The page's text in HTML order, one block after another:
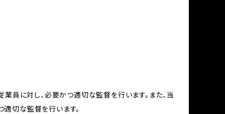
員に対し、必要かつ適切な監督を行います。また、当
切な監督を行います。